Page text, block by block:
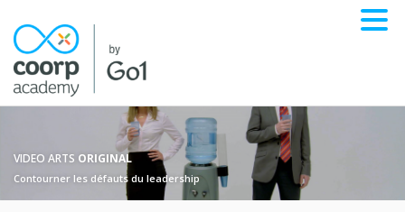
VIDEO ARTS ORIGINAL
Contourner les défauts du leadership